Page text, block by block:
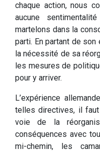
chaque action, nous
aucune
martelons dans la
parti. En partant de
la nécessité de sa
les mesures de
pour y arriver.
L’expérience
telles directives, il
voie de la
conséquences avec
mi-chemin, les